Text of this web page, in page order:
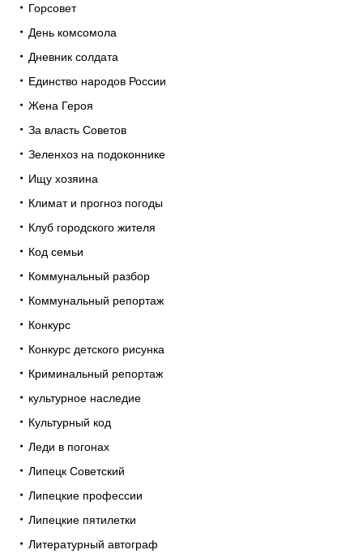
Горсовет
День комсомола
Дневник солдата
Единство народов России
Жена Героя
За власть Советов
Зеленхоз на подоконнике
Ищу хозяина
Климат и прогноз погоды
Клуб городского жителя
Код семьи
Коммунальный разбор
Коммунальный репортаж
Конкурс
Конкурс детского рисунка
Криминальный репортаж
культурное наследие
Культурный код
Леди в погонах
Липецк Советский
Липецкие профессии
Липецкие пятилетки
Литературный автограф